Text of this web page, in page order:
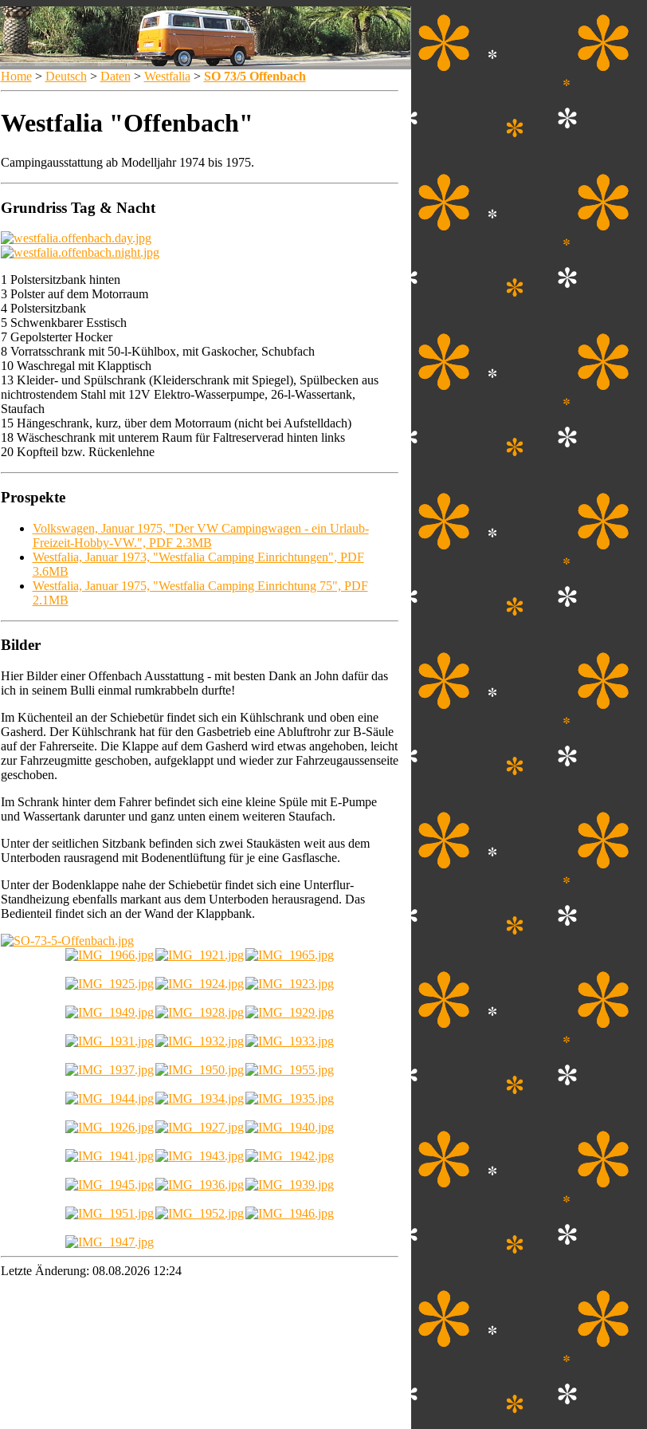
Home > Deutsch > Daten > Westfalia > SO 73/5 Offenbach
Westfalia "Offenbach"
Campingausstattung ab Modelljahr 1974 bis 1975.
Grundriss Tag & Nacht
1 Polstersitzbank hinten
3 Polster auf dem Motorraum
4 Polstersitzbank
5 Schwenkbarer Esstisch
7 Gepolsterter Hocker
8 Vorratsschrank mit 50-l-Kühlbox, mit Gaskocher, Schubfach
10 Waschregal mit Klapptisch
13 Kleider- und Spülschrank (Kleiderschrank mit Spiegel), Spülbecken aus
nichtrostendem Stahl mit 12V Elektro-Wasserpumpe, 26-l-Wassertank,
Staufach
15 Hängeschrank, kurz, über dem Motorraum (nicht bei Aufstelldach)
18 Wäscheschrank mit unterem Raum für Faltreserverad hinten links
20 Kopfteil bzw. Rückenlehne
Prospekte
Volkswagen, Januar 1975, "Der VW Campingwagen - ein Urlaub-
Freizeit-Hobby-VW.", PDF 2.3MB
Westfalia, Januar 1973, "Westfalia Camping Einrichtungen", PDF
3.6MB
Westfalia, Januar 1975, "Westfalia Camping Einrichtung 75", PDF
2.1MB
Bilder
Hier Bilder einer Offenbach Ausstattung - mit besten Dank an John dafür das
ich in seinem Bulli einmal rumkrabbeln durfte!
Im Küchenteil an der Schiebetür findet sich ein Kühlschrank und oben eine
Gasherd. Der Kühlschrank hat für den Gasbetrieb eine Abluftrohr zur B-Säule
auf der Fahrerseite. Die Klappe auf dem Gasherd wird etwas angehoben, leicht
zur Fahrzeugmitte geschoben, aufgeklappt und wieder zur Fahrzeugaussenseite
geschoben.
Im Schrank hinter dem Fahrer befindet sich eine kleine Spüle mit E-Pumpe
und Wassertank darunter und ganz unten einem weiteren Staufach.
Unter der seitlichen Sitzbank befinden sich zwei Staukästen weit aus dem
Unterboden rausragend mit Bodenentlüftung für je eine Gasflasche.
Unter der Bodenklappe nahe der Schiebetür findet sich eine Unterflur-
Standheizung ebenfalls markant aus dem Unterboden herausragend. Das
Bedienteil findet sich an der Wand der Klappbank.
Letzte Änderung: 08.08.2026 12:24